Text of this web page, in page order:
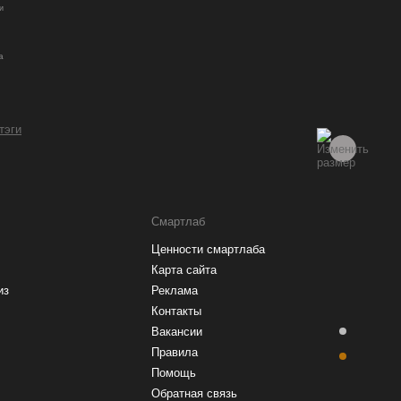
Смартлаб
Ценности смартлаба
Карта сайта
Реклама
Контакты
Вакансии
Правила
Помощь
Обратная связь